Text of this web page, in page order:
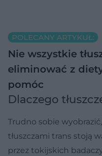
POLECANY ARTYKUŁ:
Nie wszystkie
eliminować z
pomóc
Dlaczego
Trudno sobie
tłuszczami trans stoją
przez tokijskich